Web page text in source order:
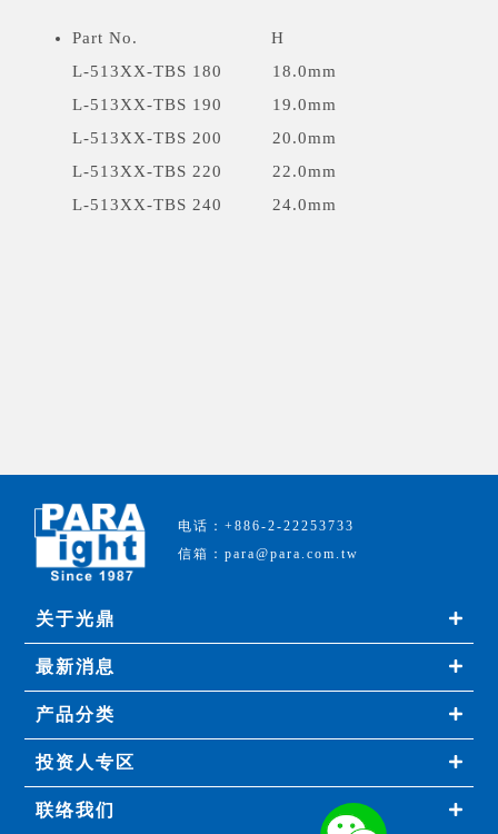
Part No. H
L-513XX-TBS 180 18.0mm
L-513XX-TBS 190 19.0mm
L-513XX-TBS 200 20.0mm
L-513XX-TBS 220 22.0mm
L-513XX-TBS 240 24.0mm
电话：+886-2-22253733
信箱：para@para.com.tw
关于光鼎
最新消息
产品分类
投资人专区
联络我们